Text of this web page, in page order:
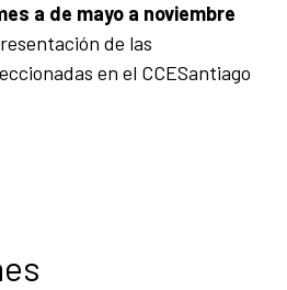
a de mayo a noviembre
de las
en el CCESantiago